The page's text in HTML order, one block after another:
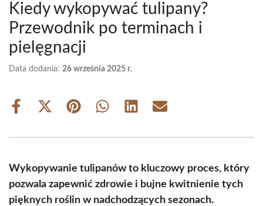
Kiedy wykopywać tulipany?
Przewodnik po terminach i
pielęgnacji
Data dodania: 26 września 2025 r.
Share
Share
(Twitter)
Share Share Share Share
Wykopywanie tulipanów to kluczowy proces, który
pozwala zapewnić zdrowie i bujne kwitnienie tych
pięknych roślin w nadchodzących sezonach.